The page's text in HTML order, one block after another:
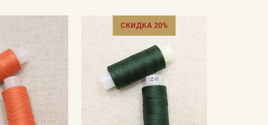
СКИДКА 20%